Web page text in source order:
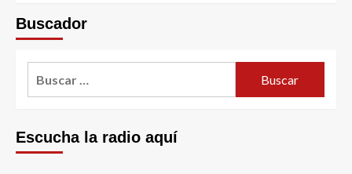
Buscador
Escucha la radio aquí